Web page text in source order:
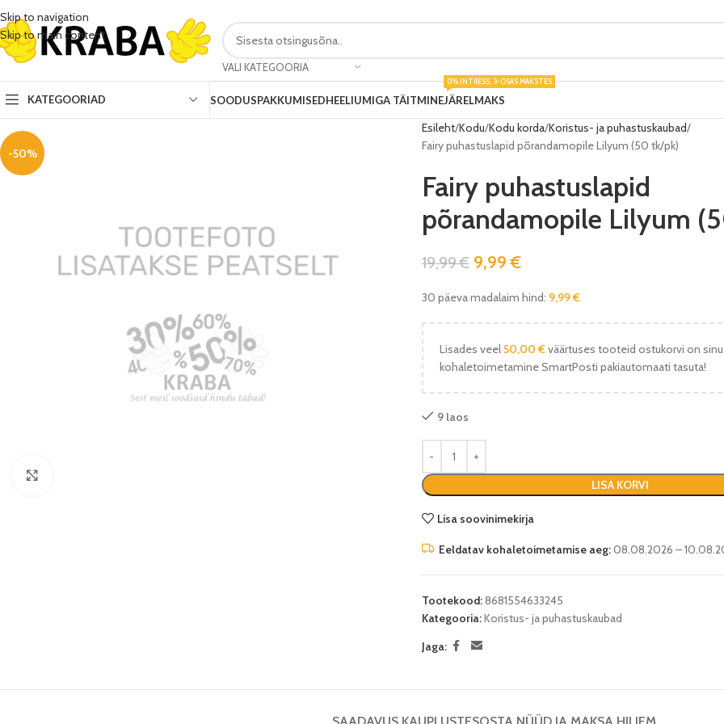
Skip to navigation
Skip to main content
VALI KATEGOORIA
KATEGOORIAD SOODUSPAKKUMISEDHEELIUMIGA TÄITMINEJÄRELMAKS
0% INTRESS, 3-OSAS MAKSTES
-50%
Esileht Kodu Kodu korda Koristus- ja puhastuskaubad
Fairy puhastuslapid põrandamopile Lilyum (50 tk/pk)
Fairy puhastuslapid
põrandamopile Lilyum
19,99€ 9,99€
30 päeva madalaim hind: 9,99€
Lisades veel50,00 €väärtuses tooteid ostukorvi on
kohaletoimetamine SmartPosti pakiautomaati tasuta!
9 laos
LISA KORVI
Lisa soovinimekirja
Eeldatav kohaletoimetamise aeg:08.08.2026 –
Tootekood:8681554633245
Kategooria:Koristus- ja puhastuskaubad
Jaga: